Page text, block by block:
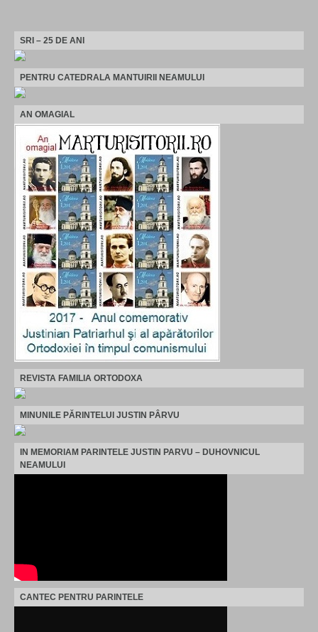
SRI – 25 DE ANI
PENTRU CATEDRALA MANTUIRII NEAMULUI
AN OMAGIAL
REVISTA FAMILIA ORTODOXA
MINUNILE PĂRINTELUI JUSTIN PÂRVU
IN MEMORIAM PARINTELE JUSTIN PARVU – DUHOVNICUL
NEAMULUI
CANTEC PENTRU PARINTELE